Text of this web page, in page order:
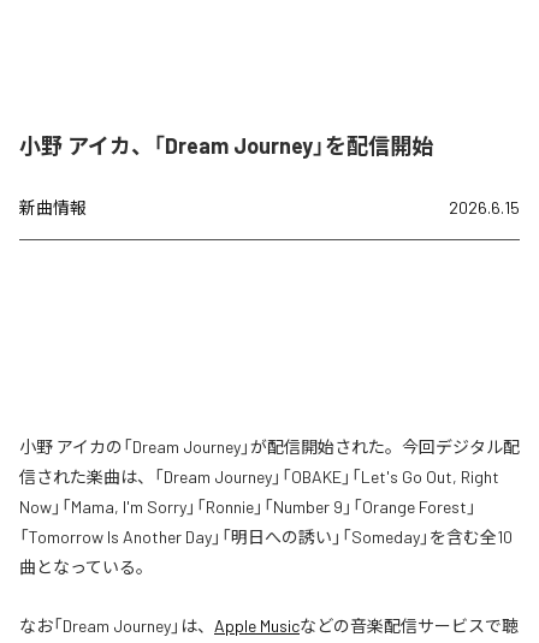
小野 アイカ、「Dream Journey」を配信開始
新曲情報 2026.6.15
小野 アイカの「Dream Journey」が配信開始された。今回デジタル配
信された楽曲は、「Dream Journey」「OBAKE」「Let's Go Out, Right
Now」「Mama, I'm Sorry」「Ronnie」「Number 9」「Orange Forest」
「Tomorrow Is Another Day」「明日への誘い」「Someday」を含む全10
曲となっている。
なお「Dream Journey」は、 Apple Musicなどの音楽配信サービスで聴